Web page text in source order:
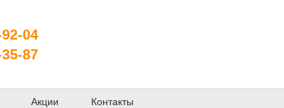
04
87
Акции Контакты